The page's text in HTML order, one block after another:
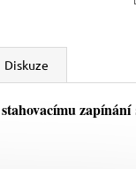
Diskuze
stahovacímu zapínání